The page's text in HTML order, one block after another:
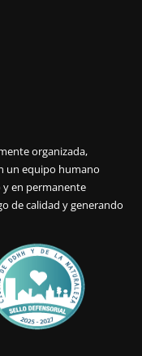
organizada,
un equipo humano
en permanente
de calidad y generando